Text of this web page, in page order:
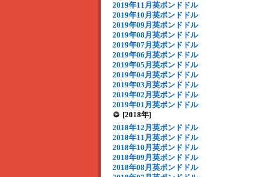
2019年11月英ポンドドル
2019年10月英ポンドドル
2019年09月英ポンドドル
2019年08月英ポンドドル
2019年07月英ポンドドル
2019年06月英ポンドドル
2019年05月英ポンドドル
2019年04月英ポンドドル
2019年03月英ポンドドル
2019年02月英ポンドドル
2019年01月英ポンドドル
[2018年]
2018年12月英ポンドドル
2018年11月英ポンドドル
2018年10月英ポンドドル
2018年09月英ポンドドル
2018年08月英ポンドドル